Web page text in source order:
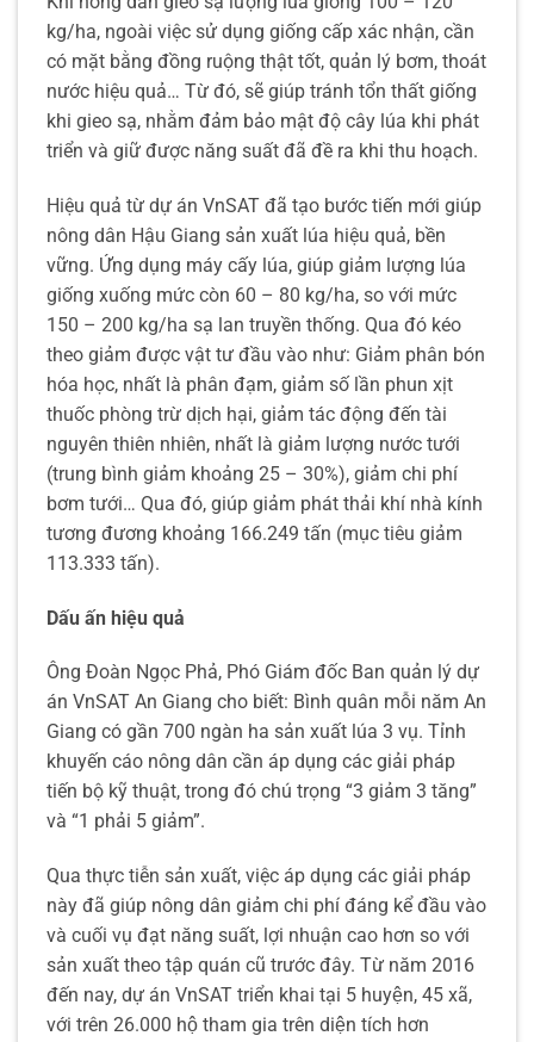
kg/ha, ngoài việc sử dụng giống cấp xác nhận, cần
có mặt bằng đồng ruộng thật tốt, quản lý bơm, thoát
nước hiệu quả… Từ đó, sẽ giúp tránh tổn thất giống
khi gieo sạ, nhằm đảm bảo mật độ cây lúa khi phát
triển và giữ được năng suất đã đề ra khi thu hoạch.
Hiệu quả từ dự án VnSAT đã tạo bước tiến mới giúp
nông dân Hậu Giang sản xuất lúa hiệu quả, bền
vững. Ứng dụng máy cấy lúa, giúp giảm lượng lúa
giống xuống mức còn 60 – 80 kg/ha, so với mức
150 – 200 kg/ha sạ lan truyền thống. Qua đó kéo
theo giảm được vật tư đầu vào như: Giảm phân bón
hóa học, nhất là phân đạm, giảm số lần phun xịt
thuốc phòng trừ dịch hại, giảm tác động đến tài
nguyên thiên nhiên, nhất là giảm lượng nước tưới
(trung bình giảm khoảng 25 – 30%), giảm chi phí
bơm tưới… Qua đó, giúp giảm phát thải khí nhà kính
tương đương khoảng 166.249 tấn (mục tiêu giảm
113.333 tấn).
Dấu ấn hiệu quả
Ông Đoàn Ngọc Phả, Phó Giám đốc Ban quản lý dự
án VnSAT An Giang cho biết: Bình quân mỗi năm An
Giang có gần 700 ngàn ha sản xuất lúa 3 vụ. Tỉnh
khuyến cáo nông dân cần áp dụng các giải pháp
tiến bộ kỹ thuật, trong đó chú trọng “3 giảm 3 tăng”
và “1 phải 5 giảm”.
Qua thực tiễn sản xuất, việc áp dụng các giải pháp
này đã giúp nông dân giảm chi phí đáng kể đầu vào
và cuối vụ đạt năng suất, lợi nhuận cao hơn so với
sản xuất theo tập quán cũ trước đây. Từ năm 2016
đến nay, dự án VnSAT triển khai tại 5 huyện, 45 xã,
với trên 26.000 hộ tham gia trên diện tích hơn